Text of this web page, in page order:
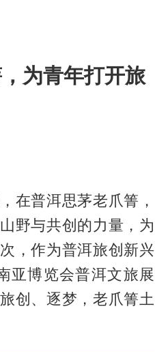
为青年打开旅
在普洱思茅老爪箐，
野与共创的力量，为
，作为普洱旅创新兴
亚博览会普洱文旅展
创、逐梦，老爪箐土